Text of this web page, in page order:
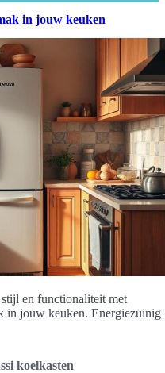
in jouw keuken
en functionaliteit met
in jouw keuken. Energiezuinig
koelkasten